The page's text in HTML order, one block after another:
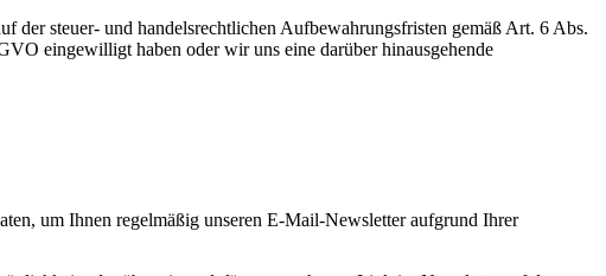
steuer- und handelsrechtlichen Aufbewahrungsfristen gemäß Art. 6 Abs.
eingewilligt haben oder wir uns eine darüber hinausgehende
um Ihnen regelmäßig unseren E-Mail-Newsletter aufgrund Ihrer